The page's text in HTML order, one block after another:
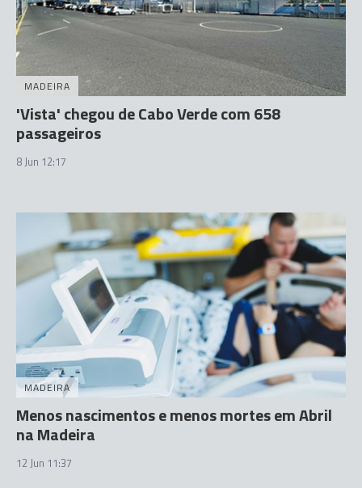
MADEIRA
'Vista' chegou de Cabo Verde com 658
passageiros
8 Jun 12:17
MADEIRA
Menos nascimentos e menos mortes em Abril
na Madeira
12 Jun 11:37